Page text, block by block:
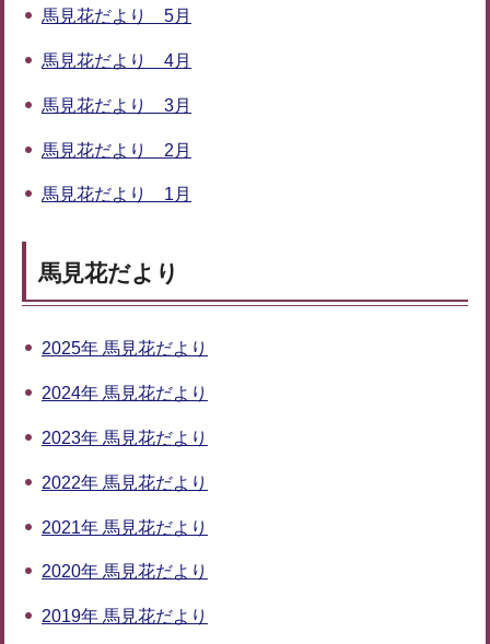
馬見花だより 5月
馬見花だより 4月
馬見花だより 3月
馬見花だより 2月
馬見花だより 1月
馬見花だより
2025年 馬見花だより
2024年 馬見花だより
2023年 馬見花だより
2022年 馬見花だより
2021年 馬見花だより
2020年 馬見花だより
2019年 馬見花だより